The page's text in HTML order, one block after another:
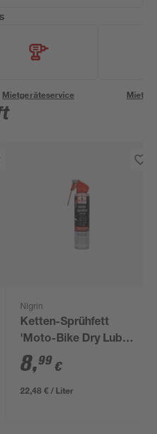
Mietgeräteservice
Nigrin
Ketten-Sprühfett
'Moto-Bike Dry Lube'
400 ml
8,99 €
22,48 € / Liter